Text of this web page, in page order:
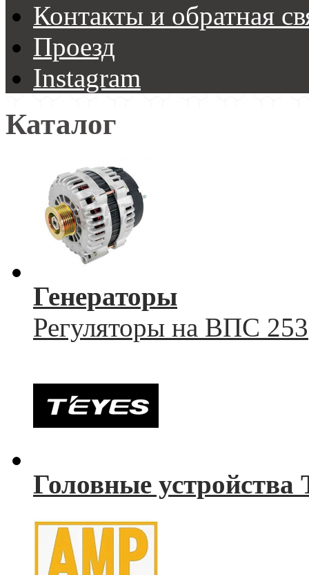
Контакты и обратная
Проезд
Instagram
Каталог
Генераторы
Регуляторы на ВПС 253
Головные устройства